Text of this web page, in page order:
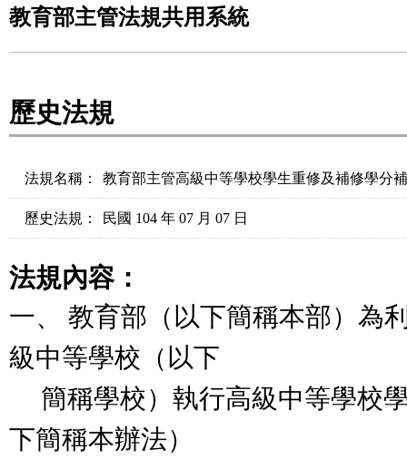
教育部主管法規共用系統
歷史法規
法規名稱： 教育部主管高級中等學校學生重修及補修學分
歷史法規： 民國 104 年 07 月 07 日
法規內容：
一、 教育部（以下簡稱本部）為
級中等學校（以下
簡稱學校）執行高級中等學校
下簡稱本辦法）